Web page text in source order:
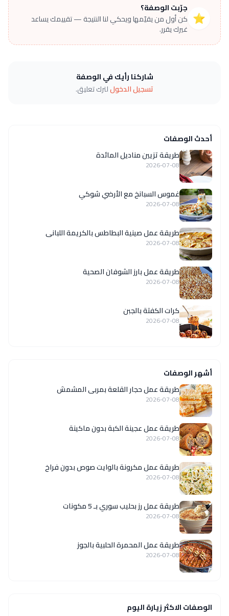
⭐
جرّبت الوصفة؟
كن أول من يقيّمها ويحكي لنا النتيجة — تقييمك يساعد
غيرك يقرر.
شاركنا رأيك في الوصفة
تسجيل الدخوللترك تعليق.
أحدث الوصفات
طريقة تزيين مناديل المائدة
2026-07-08
غموس السبانخ مع الأرضي شوكي
2026-07-08
طريقة عمل صينية البطاطس بالكريمة اللبانى
2026-07-08
طريقة عمل بارز الشوفان الصحية
2026-07-08
كرات الكفتة بالجبن
2026-07-08
أشهر الوصفات
طريقة عمل حجار القلعة بمربى المشمش
2026-07-08
طريقة عمل عجينة الكبة بدون ماكينة
2026-07-08
طريقة عمل مكرونة بالوايت صوص بدون فراخ
2026-07-08
طريقة عمل رز بحليب سوري بـ 5 مكونات
2026-07-08
طريقة عمل المحمرة الحلبية بالجوز
2026-07-08
الوصفات الاكثر زيارة اليوم